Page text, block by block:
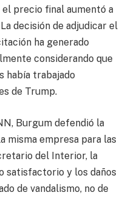
precio final aumentó a
decisión de adjudicar el
ha generado
considerando que
había trabajado
de Trump.
Burgum defendió la
misma empresa para las
del Interior, la
satisfactorio y los daños
de vandalismo, no de